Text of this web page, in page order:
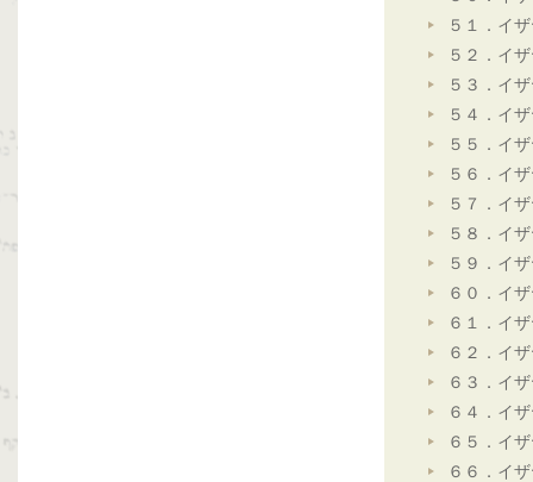
５１．イ
５２．イ
５３．イ
５４．イ
５５．イ
５６．イ
５７．イ
５８．イ
５９．イ
６０．イ
６１．イ
６２．イ
６３．イ
６４．イ
６５．イ
６６．イ